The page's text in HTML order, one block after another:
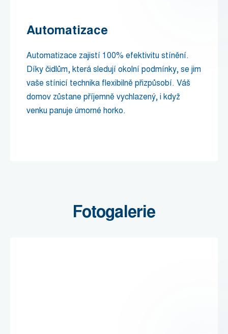
Automatizace
Automatizace zajistí 100% efektivitu stínění.
Díky čidlům, která sledují okolní podmínky, se jim
vaše stínicí technika flexibilně přizpůsobí. Váš
domov zůstane příjemně vychlazený, i když
venku panuje úmorné horko.
Fotogalerie